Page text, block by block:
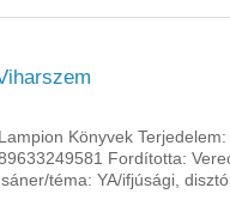
Könyvek
Fordította:
téma: YA/ifjúsági,